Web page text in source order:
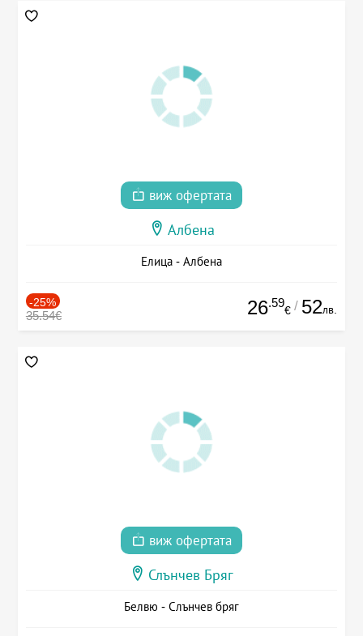
виж офертата
Албена
Елица - Албена
-25%
35.54€ 26.59
€ / 52лв.
виж офертата
Слънчев Бряг
Белвю - Слънчев бряг